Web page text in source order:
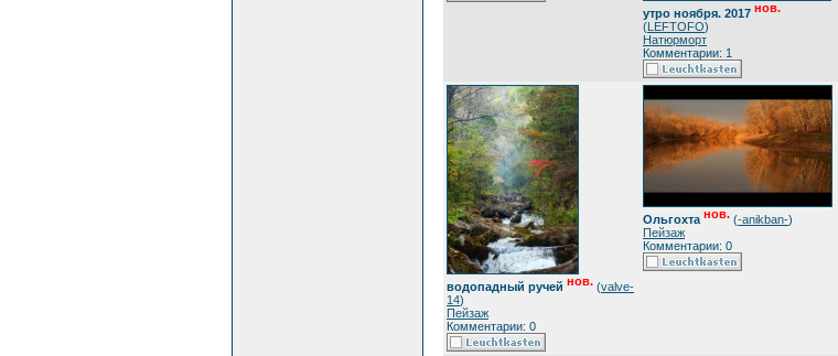
утро ноября. 2017 нов.
(LEFTOFO)
Натюрморт
Комментарии: 1
водопадный ручей нов. (valve-
14)
Пейзаж
Комментарии: 0
Ольгохта нов. (-anikban-)
Пейзаж
Комментарии: 0